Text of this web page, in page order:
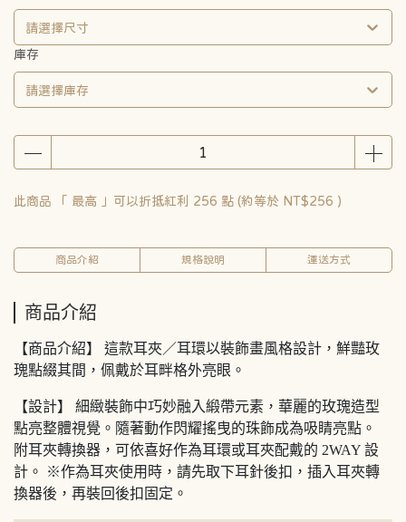
請選擇尺寸
庫存
請選擇庫存
此商品 「 最高 」可以折抵紅利 256 點 (約等於 NT$256 )
商品介紹 規格說明 運送方式
商品介紹
【商品介紹】 這款耳夾／耳環以裝飾畫風格設計，鮮豔玫
瑰點綴其間，佩戴於耳畔格外亮眼。
【設計】 細緻裝飾中巧妙融入緞帶元素，華麗的玫瑰造型
點亮整體視覺。隨著動作閃耀搖曳的珠飾成為吸睛亮點。
附耳夾轉換器，可依喜好作為耳環或耳夾配戴的 2WAY 設
計。 ※作為耳夾使用時，請先取下耳針後扣，插入耳夾轉
換器後，再裝回後扣固定。